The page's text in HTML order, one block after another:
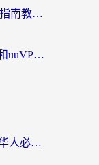
海外看CCTV5直播总卡顿？这篇指南教你选对回国加速器，无缝刷国内资源
海外党必看：云极VPN好用吗？和uuVPN对比哪个回国效果更好？附真实体验+避坑指南
海外如何看CBA直播？留学生和华人必看的无卡顿观赛指南